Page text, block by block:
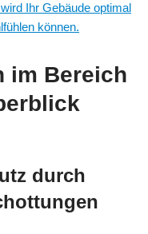
Ihr Gebäude optimal
können.
im Bereich
durch